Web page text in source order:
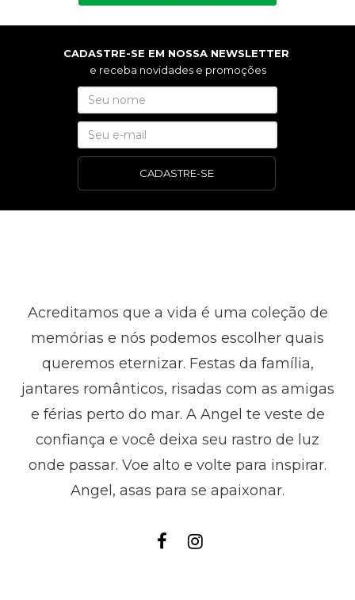
CADASTRE-SE EM NOSSA NEWSLETTER
e receba novidades e promoções
CADASTRE-SE
Acreditamos que a vida é uma coleção de
memórias e nós podemos escolher quais
queremos eternizar. Festas da família,
jantares românticos, risadas com as amigas
e férias perto do mar. A Angel te veste de
confiança e você deixa seu rastro de luz
onde passar. Voe alto e volte para inspirar.
Angel, asas para se apaixonar.